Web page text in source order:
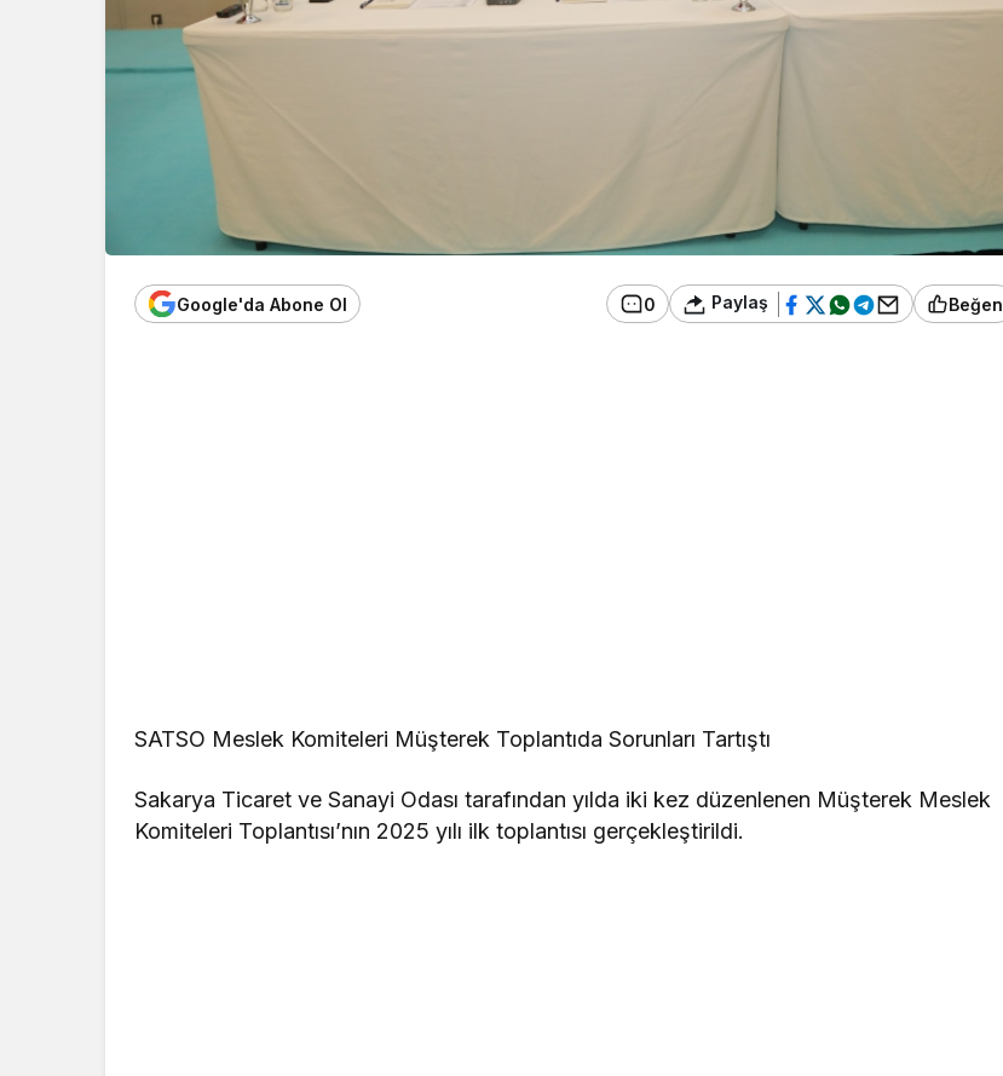
Google'da Abone Ol 0 Paylaş Beğen
SATSO Meslek Komiteleri Müşterek Toplantıda Sorunları Tartıştı
Sakarya Ticaret ve Sanayi Odası tarafından yılda iki kez düzenlenen Müşterek Meslek
Komiteleri Toplantısı’nın 2025 yılı ilk toplantısı gerçekleştirildi.